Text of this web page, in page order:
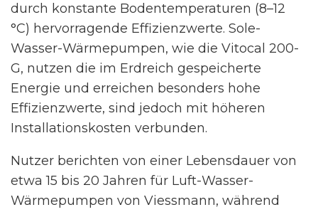
durch konstante Bodentemperaturen (8–12
°C) hervorragende Effizienzwerte. Sole-
Wasser-Wärmepumpen, wie die Vitocal 200-
G, nutzen die im Erdreich gespeicherte
Energie und erreichen besonders hohe
Effizienzwerte, sind jedoch mit höheren
Installationskosten verbunden.
Nutzer berichten von einer Lebensdauer von
etwa 15 bis 20 Jahren für Luft-Wasser-
Wärmepumpen von Viessmann, während